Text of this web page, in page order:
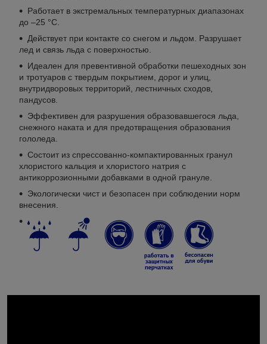
Работает в экстремальных температурных диапазонах
до –25 °C.
Действует при контакте со снегом и льдом. Разрушает
лед и связь льда с поверхностью.
Идеален для превентивной обработки пешеходных зон
и тротуаров с твердым покрытием, дорог и улиц,
внутридворовых территорий, лестничных сходов,
пандусов.
Эффективен для разрушения образовавшегося льда,
снежного наката и для предотвращения образования
гололеда.
Состоит из спрессованно-компактированных гранул
хлористого кальция и хлористого натрия с
антикоррозионными добавками в одной грануле.
Экологически чист и безопасен при соблюдении норм
внесения.